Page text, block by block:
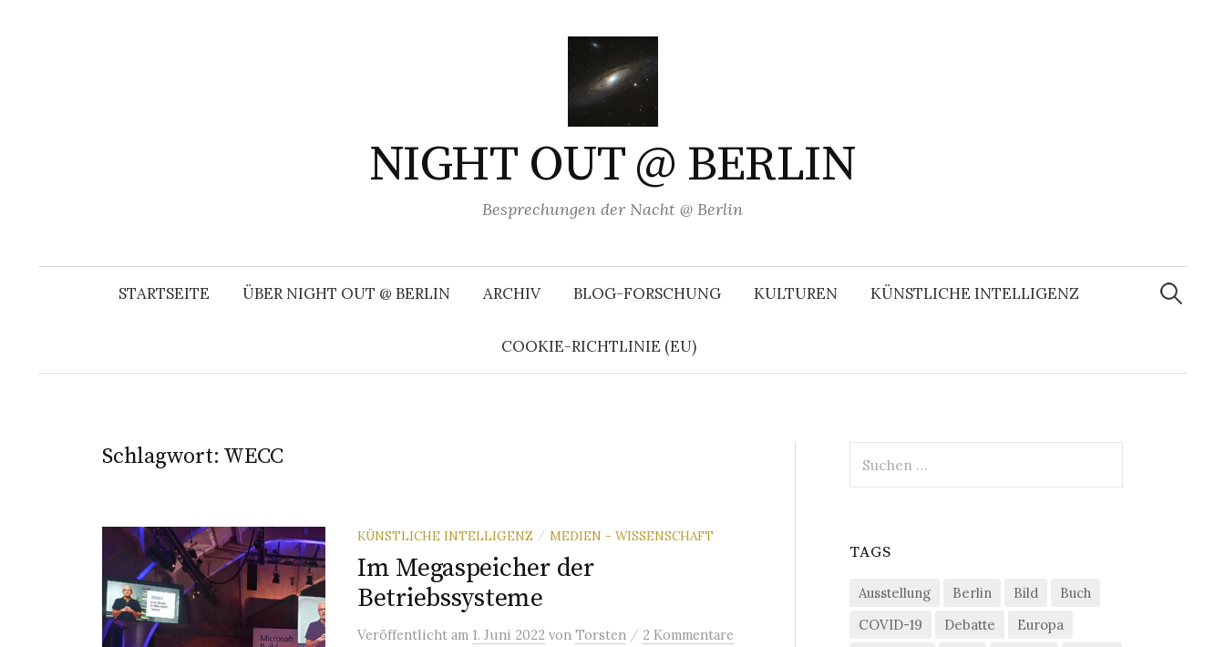
NIGHT OUT @ BERLIN
Besprechungen der Nacht @ Berlin
STARTSEITE ÜBER NIGHT OUT @ BERLIN ARCHIV BLOG-FORSCHUNG KULTUREN KÜNSTLICHE INTELLIGENZ
COOKIE-RICHTLINIE (EU)
Suchen
nach:
Schlagwort: WECC
KÜNSTLICHE INTELLIGENZ / MEDIEN - WISSENSCHAFT
Im Megaspeicher der
Betriebssysteme
Veröffentlicht am 1. Juni 2022 von Torsten / 2 Kommentare
nach:
TAGS
Ausstellung Berlin Bild
Buch
COVID-19
Debatte
Europa